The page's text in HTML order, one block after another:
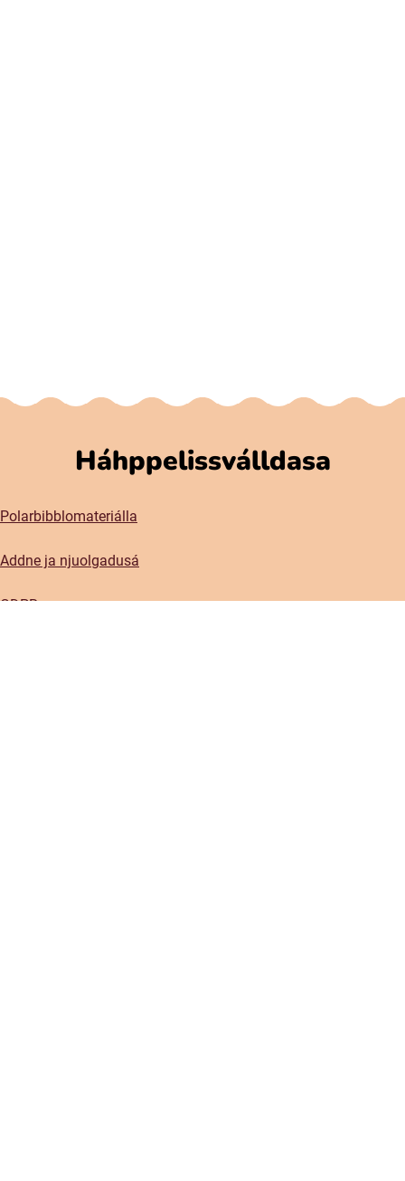
Háhppelissválldasa
Polarbibblomateriálla
Addne ja njuolgadusá
GDPR